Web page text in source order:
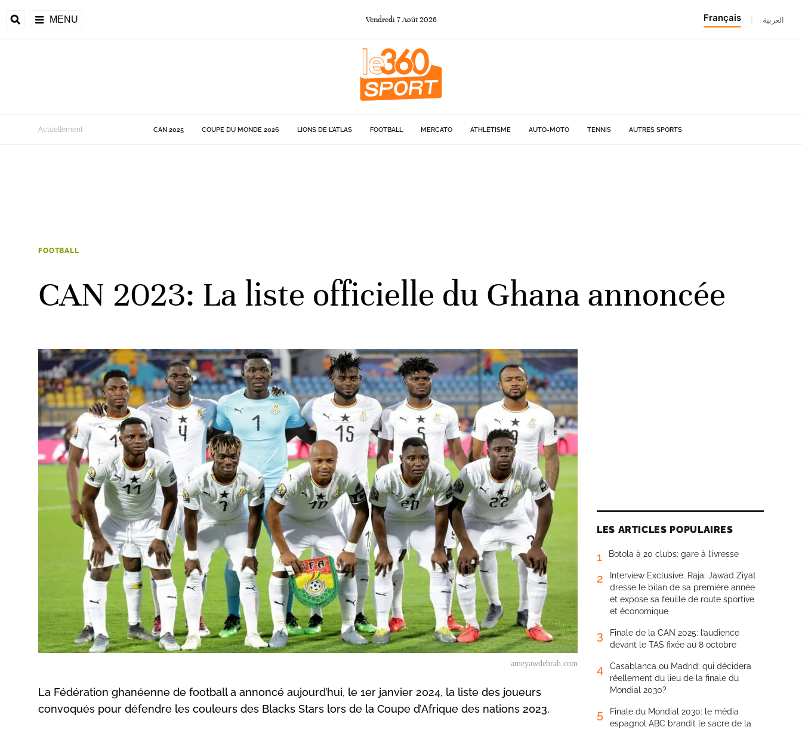
MENU Vendredi 7Août 2026 Français العربية
de la CAF
Actuellement CAN 2025 COUPE DU MONDE 2026 LIONS DE L'ATLAS FOOTBALL MERCATO ATHLÉTISME AUTO-MOTO TENNIS AUTRES SPORTS
FOOTBALL
CAN 2023: La liste officielle du Ghana annoncée
ameyawdebrah.com
La Fédération ghanéenne de football a annoncé aujourd’hui, le 1er janvier 2024, la liste des joueurs
convoqués pour défendre les couleurs des Blacks Stars lors de la Coupe d’Afrique des nations 2023.
LES ARTICLES POPULAIRES
1 Botola à 20 clubs: gare à l’ivresse
2
Interview Exclusive. Raja: Jawad Ziyat
dresse le bilan de sa première année
et expose sa feuille de route sportive
et économique
3
Finale de la CAN 2025: l’audience
devant le TAS fixée au 8 octobre
4
Casablanca ou Madrid: qui décidera
réellement du lieu de la finale du
Mondial 2030?
5
Finale du Mondial 2030: le média
espagnol ABC brandit le sacre de la